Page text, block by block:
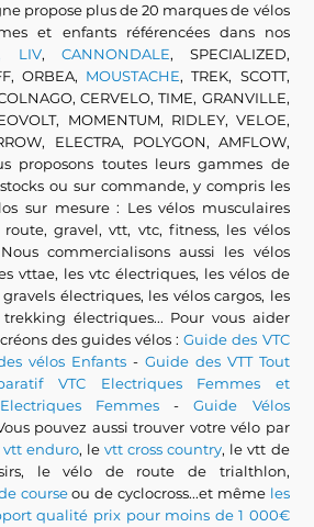
propose plus de 20 marques de vélos
et enfants référencées dans nos
LIV, CANNONDALE, SPECIALIZED,
ORBEA, MOUSTACHE, TREK, SCOTT,
CERVELO, TIME, GRANVILLE,
MOMENTUM, RIDLEY, VELOE,
ELECTRA, POLYGON, AMFLOW,
proposons toutes leurs gammes de
ou sur commande, y compris les
sur mesure : Les vélos musculaires
gravel, vtt, vtc, fitness, les vélos
commercialisons aussi les vélos
vttae, les vtc électriques, les vélos de
électriques, les vélos cargos, les
électriques... Pour vous aider
des guides vélos :Guide des VTC
vélos Enfants - Guide des VTT Tout
VTC Electriques Femmes et
Femmes -Guide Vélos
pouvez aussi trouver votre vélo par
vtt enduro, levtt cross country, le vtt de
le vélo de route de trialthlon,
courseou de cyclocross...et même les
qualité prix pour moins de 1 000€